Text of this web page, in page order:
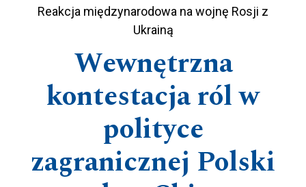
Reakcja międzynarodowa na wojnę Rosji z
Ukrainą
Wewnętrzna
kontestacja ról w
polityce
zagranicznej Polski